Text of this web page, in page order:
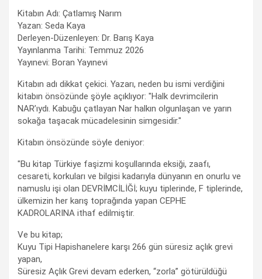
Kitabın Adı: Çatlamış Narım
Yazan: Seda Kaya
Derleyen-Düzenleyen: Dr. Barış Kaya
Yayınlanma Tarihi: Temmuz 2026
Yayınevi: Boran Yayınevi
Kitabın adı dikkat çekici. Yazarı, neden bu ismi verdiğini
kitabın önsözünde şöyle açıklıyor: "Halk devrimcilerin
NAR’ıydı. Kabuğu çatlayan Nar halkın olgunlaşan ve yarın
sokağa taşacak mücadelesinin simgesidir."
Kitabın önsözünde söyle deniyor:
"Bu kitap Türkiye faşizmi koşullarında eksiği, zaafı,
cesareti, korkuları ve bilgisi kadarıyla dünyanın en onurlu ve
namuslu işi olan DEVRİMCİLİĞİ; kuyu tiplerinde, F tiplerinde,
ülkemizin her karış toprağında yapan CEPHE
KADROLARINA ithaf edilmiştir.
Ve bu kitap;
Kuyu Tipi Hapishanelere karşı 266 gün süresiz açlık grevi
yapan,
Süresiz Açlık Grevi devam ederken, “zorla” götürüldüğü